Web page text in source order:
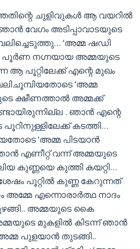
ചുളിവുകൾ ആ വയറിൽ
വേഗം അടിപ്പാവാടയുടെ
വലിച്ചെടുത്തു… ‘അമ്മ ഷഡി
പൂർണ നഗ്നയായ അമ്മയുടെ
ആ പൂറ്റിലേക്ക് എന്റെ മുഖം
‘അമ്മ
ക്ഷീണത്താൽ അമ്മക്ക്
. ഞാൻ എന്റെ
കടത്തി…
‘അമ്മ പിടയാൻ
എണീറ്റ് വന്ന് അമ്മയുടെ
കുണ്ണയെ കുത്തി കയറ്റി…
പൂറ്റിൽ കുണ്ണ കേറുന്നത്
അമ്മേ എന്നൊരാർത്ഥ നാദം
അമ്മയുടെ കൈ
മുകളിൽ കിടന്ന് ഞാൻ
പുളയാൻ തുടങ്ങി..